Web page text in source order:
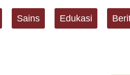
Sains Edukasi